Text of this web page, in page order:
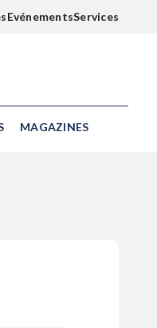
EvénementsServices
MAGAZINES